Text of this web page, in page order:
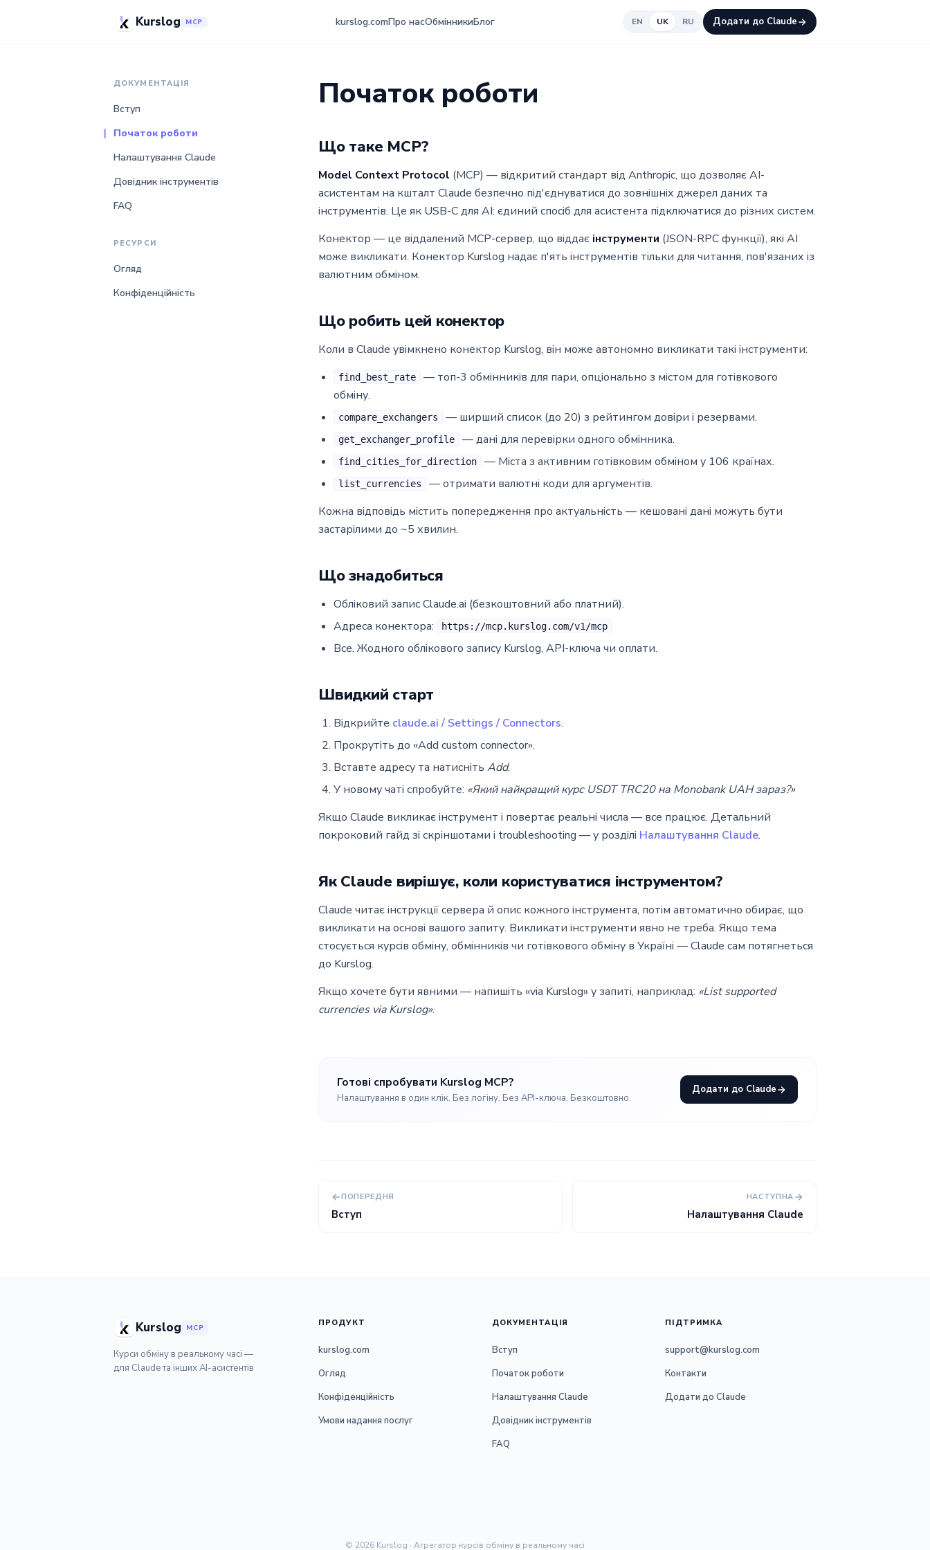
Kurslog MCP kurslog.comПро насОбмінникиБлог EN UK RU Додати до Claude
ДОКУМЕНТАЦІЯ
Вступ
Початок роботи
Налаштування Claude
Довідник інструментів
FAQ
РЕСУРСИ
Огляд
Конфіденційність
Початок роботи
Що таке MCP?
Model Context Protocol (MCP) — відкритий стандарт від Anthropic, що дозволяє AI-
асистентам на кшталт Claude безпечно під'єднуватися до зовнішніх джерел даних та
інструментів. Це як USB-C для AI: єдиний спосіб для асистента підключатися до різних систем.
Конектор — це віддалений MCP-сервер, що віддає інструменти (JSON-RPC функції), які AI
може викликати. Конектор Kurslog надає п'ять інструментів тільки для читання, пов'язаних із
валютним обміном.
Що робить цей конектор
Коли в Claude увімкнено конектор Kurslog, він може автономно викликати такі інструменти:
find_best_rate
— топ-3 обмінників для пари, опціонально з містом для готівкового
обміну.
compare_exchangers — ширший список (до 20) з рейтингом довіри і резервами.
get_exchanger_profile — дані для перевірки одного обмінника.
find_cities_for_direction — Міста з активним готівковим обміном у 106 країнах.
list_currencies
— отримати валютні коди для аргументів.
Кожна відповідь містить попередження про актуальність — кешовані дані можуть бути
застарілими до ~5 хвилин.
Що знадобиться
Обліковий запис Claude.ai (безкоштовний або платний).
Адреса конектора:
https://mcp.kurslog.com/v1/mcp
Все. Жодного облікового запису Kurslog, API-ключа чи оплати.
Швидкий старт
Відкрийте claude.ai / Settings / Connectors.
Прокрутіть до «Add custom connector».
Вставте адресу та натисніть Add.
У новому чаті спробуйте: «Який найкращий курс USDT TRC20 на Monobank UAH зараз?»
Якщо Claude викликає інструмент і повертає реальні числа — все працює. Детальний
покроковий гайд зі скріншотами і troubleshooting — у розділі Налаштування Claude.
Як Claude вирішує, коли користуватися інструментом?
Claude читає інструкції сервера й опис кожного інструмента, потім автоматично обирає, що
викликати на основі вашого запиту. Викликати інструменти явно не треба. Якщо тема
стосується курсів обміну, обмінників чи готівкового обміну в Україні — Claude сам потягнеться
до Kurslog.
Якщо хочете бути явними — напишіть «via Kurslog» у запиті, наприклад: «List supported
currencies via Kurslog».
Готові спробувати Kurslog MCP?
Налаштування в один клік. Без логіну. Без API-ключа. Безкоштовно.
Додати до Claude
ПОПЕРЕДНЯ
Вступ
НАСТУПНА
Налаштування Claude
Kurslog MCP
Курси обміну в реальному часі —
для Claude та інших AI-асистентів
ПРОДУКТ
kurslog.com
Огляд
Конфіденційність
Умови надання послуг
ДОКУМЕНТАЦІЯ
Вступ
Початок роботи
Налаштування Claude
Довідник інструментів
FAQ
ПІДТРИМКА
support@kurslog.com
Контакти
Додати до Claude
© 2026 Kurslog · Агрегатор курсів обміну в реальному часі